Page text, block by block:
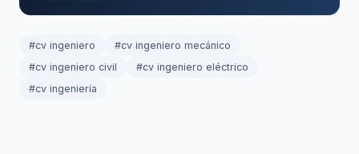
#cv ingeniero
#cv ingeniero mecánico
#cv ingeniero civil
#cv ingeniero eléctrico
#cv ingeniería